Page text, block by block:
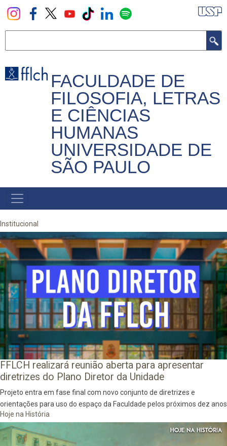
Pular
para
principal
FACULDADE DE
FILOSOFIA, LETRAS
E CIÊNCIAS
HUMANAS
UNIVERSIDADE DE
SÃO PAULO
NAVEGADOR
PRINCIPAL
Institucional
FFLCH realizará reunião aberta para apresentar
diretrizes do Plano Diretor da Unidade
Projeto entra em fase final com novo conjunto de diretrizes e
orientações para uso do espaço da Faculdade pelos próximos dez anos
Hoje na História